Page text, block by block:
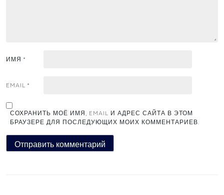
ИМЯ *
EMAIL *
СОХРАНИТЬ МОЁ ИМЯ, EMAIL И АДРЕС САЙТА В ЭТОМ
БРАУЗЕРЕ ДЛЯ ПОСЛЕДУЮЩИХ МОИХ КОММЕНТАРИЕВ.